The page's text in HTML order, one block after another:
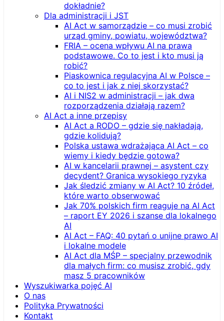
dokładnie?
Dla administracji i JST
AI Act w samorządzie – co musi zrobić
urząd gminy, powiatu, województwa?
FRIA – ocena wpływu AI na prawa
podstawowe. Co to jest i kto musi ją
robić?
Piaskownica regulacyjna AI w Polsce –
co to jest i jak z niej skorzystać?
AI i NIS2 w administracji – jak dwa
rozporządzenia działają razem?
AI Act a inne przepisy
AI Act a RODO – gdzie się nakładają,
gdzie kolidują?
Polska ustawa wdrażająca AI Act – co
wiemy i kiedy będzie gotowa?
AI w kancelarii prawnej – asystent czy
decydent? Granica wysokiego ryzyka
Jak śledzić zmiany w AI Act? 10 źródeł,
które warto obserwować
Jak 70% polskich firm reaguje na AI Act
– raport EY 2026 i szanse dla lokalnego
AI
AI Act – FAQ: 40 pytań o unijne prawo AI
i lokalne modele
AI Act dla MŚP – specjalny przewodnik
dla małych firm: co musisz zrobić, gdy
masz 5 pracowników
Wyszukiwarka pojęć AI
O nas
Polityka Prywatności
Kontakt